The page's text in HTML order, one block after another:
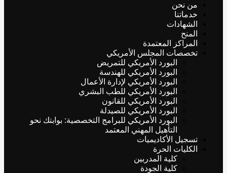
من نحن
خدماتنا
الشهادات
المنح
المراكز المعتمدة
تخصصات المجلس الأمريكي
البورد الأمريكي للتمريض
البورد الأمريكي للهندسة
البورد الأمريكي لإدارة الأعمال
البورد الأمريكي للطب البشري
البورد الأمريكي للقانون
البورد الأمريكي للصيدلة
البورد الأمريكي للبرامج التخصصية: بوابتك نحو
التأهيل المهني المعتمد
تسجيل الأكاديميات
الكليات الحرة
كلية المدربين
كلية الجودة